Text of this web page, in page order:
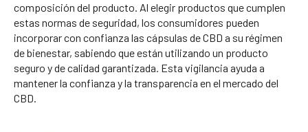
composición del producto. Al elegir productos que cumplen
estas normas de seguridad, los consumidores pueden
incorporar con confianza las cápsulas de CBD a su régimen
de bienestar, sabiendo que están utilizando un producto
seguro y de calidad garantizada. Esta vigilancia ayuda a
mantener la confianza y la transparencia en el mercado del
CBD.